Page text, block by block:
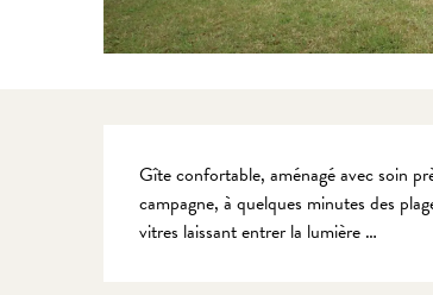
Description
Gîte confortable, aménagé avec soin
campagne, à quelques minutes des
vitres laissant entrer la lumière …